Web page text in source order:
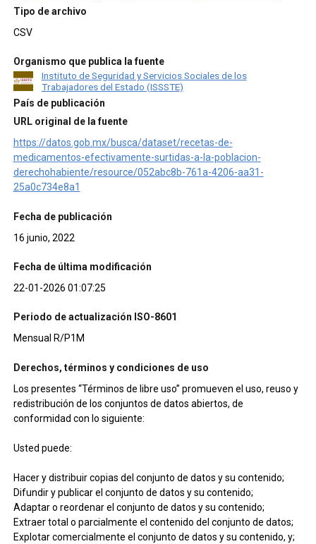
Tipo de archivo
CSV
Organismo que publica la fuente
Instituto de Seguridad y Servicios Sociales de los
Trabajadores del Estado (ISSSTE)
País de publicación
URL original de la fuente
https://datos.gob.mx/busca/dataset/recetas-de-
medicamentos-efectivamente-surtidas-a-la-poblacion-
derechohabiente/resource/052abc8b-761a-4206-aa31-
25a0c734e8a1
Fecha de publicación
16 junio, 2022
Fecha de última modificación
22-01-2026 01:07:25
Periodo de actualización ISO-8601
Mensual R/P1M
Derechos, términos y condiciones de uso
Los presentes “Términos de libre uso” promueven el uso, reuso y
redistribución de los conjuntos de datos abiertos, de
conformidad con lo siguiente:
Usted puede:
Hacer y distribuir copias del conjunto de datos y su contenido;
Difundir y publicar el conjunto de datos y su contenido;
Adaptar o reordenar el conjunto de datos y su contenido;
Extraer total o parcialmente el contenido del conjunto de datos;
Explotar comercialmente el conjunto de datos y su contenido, y;